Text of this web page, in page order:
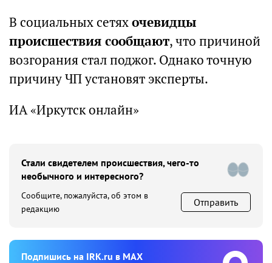
В социальных сетяхочевидцы
происшествия сообщают, что причиной
возгорания стал поджог. Однако точную
причину ЧП установят эксперты.
ИА «Иркутск онлайн»
Стали свидетелем происшествия, чего-то
необычного и интересного?
Сообщите, пожалуйста, об этом в
редакцию
Отправить
Подпишиcь на IRK.ru в MAX